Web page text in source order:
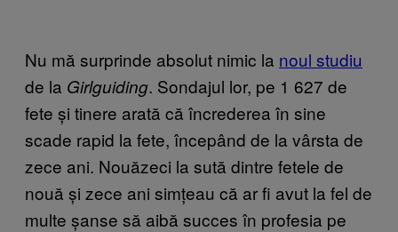
Nu mă surprinde absolut nimic la noul studiu
de la Girlguiding. Sondajul lor, pe 1 627 de
fete și tinere arată că încrederea în sine
scade rapid la fete, începând de la vârsta de
zece ani. Nouăzeci la sută dintre fetele de
nouă și zece ani simțeau că ar fi avut la fel de
multe șanse să aibă succes în profesia pe